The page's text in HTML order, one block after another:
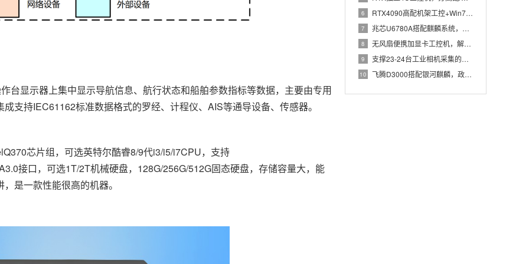
6 RTX4090高配机架工控+Win7加固笔记本，航空测控硬件
7 兆芯U6780A搭配麒麟系统，国产化工控机赋能航站楼航显调度
8 无风扇便携加显卡工控机，解决户外高波特率串口采集难题
9 支撑23-24台工业相机采集的高配置工控机解决方案推荐
10 飞腾D3000搭配银河麒麟，政务办公国产飞腾工控机落地方案
显示器上集中显示导航信息、航行状态和船舶参数指标等数据，主要由专用
支持IEC61162标准数据格式的罗经、计程仪、AIS等通导设备、传感器。
芯片组，可选英特尔酷睿8/9代i3/i5/i7CPU，支持
接口，可选1T/2T机械硬盘，128G/256G/512G固态硬盘，存储容量大，能
是一款性能很高的机器。